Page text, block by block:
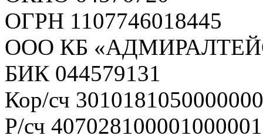
ОГРН 1107746018445
ООО КБ
БИК 044579131
Кор/сч
Р/сч